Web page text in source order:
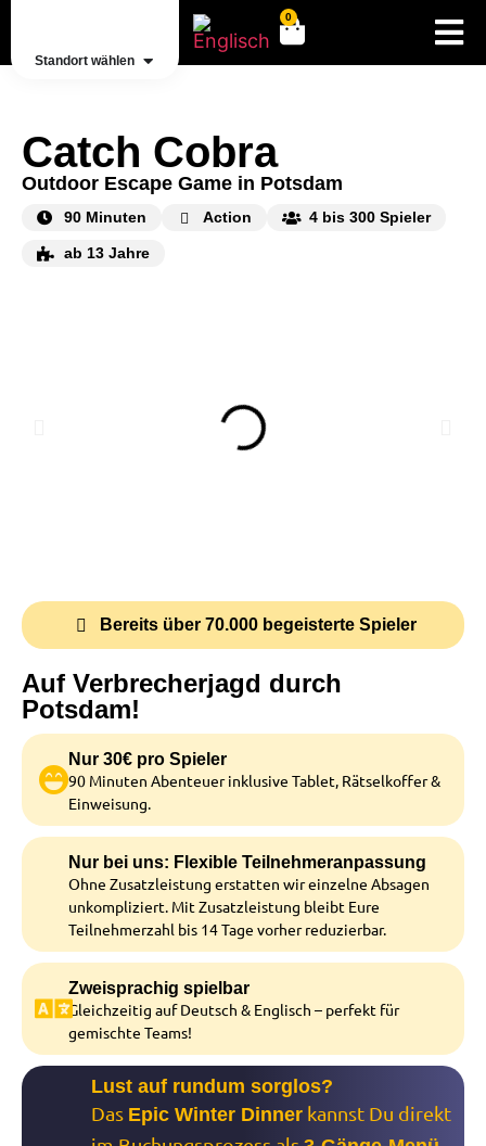
Standort wählen
0
Catch Cobra
Outdoor Escape Game in Potsdam
90 Minuten Action 4 bis 300 Spieler
ab 13 Jahre
Bereits über 70.000 begeisterte Spieler
Auf Verbrecherjagd durch
Potsdam!
Nur 30€ pro Spieler
90 Minuten Abenteuer inklusive Tablet, Rätselkoffer &
Einweisung.
Nur bei uns: Flexible Teilnehmeranpassung
Ohne Zusatzleistung erstatten wir einzelne Absagen
unkompliziert. Mit Zusatzleistung bleibt Eure
Teilnehmerzahl bis 14 Tage vorher reduzierbar.
Zweisprachig spielbar
Gleichzeitig auf Deutsch & Englisch – perfekt für
gemischte Teams!
Lust auf rundum sorglos?
Das Epic Winter Dinner kannst Du direkt